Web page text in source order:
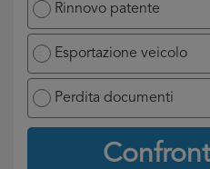
Rinnovo patente
Esportazione veicolo
Perdita documenti